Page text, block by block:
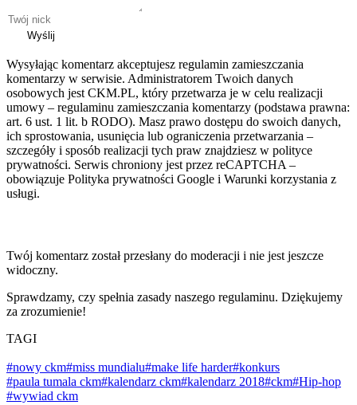
Wyślij
Wysyłając komentarz akceptujesz regulamin zamieszczania
komentarzy w serwisie. Administratorem Twoich danych
osobowych jest CKM.PL, który przetwarza je w celu realizacji
umowy – regulaminu zamieszczania komentarzy (podstawa prawna:
art. 6 ust. 1 lit. b RODO). Masz prawo dostępu do swoich danych,
ich sprostowania, usunięcia lub ograniczenia przetwarzania –
szczegóły i sposób realizacji tych praw znajdziesz w polityce
prywatności. Serwis chroniony jest przez reCAPTCHA –
obowiązuje Polityka prywatności Google i Warunki korzystania z
usługi.
Twój komentarz został przesłany do moderacji i nie jest jeszcze
widoczny.
Sprawdzamy, czy spełnia zasady naszego regulaminu. Dziękujemy
za zrozumienie!
TAGI
#nowy ckm#miss mundialu#make life harder#konkurs
#paula tumala ckm#kalendarz ckm#kalendarz 2018#ckm#Hip-hop
#wywiad ckm